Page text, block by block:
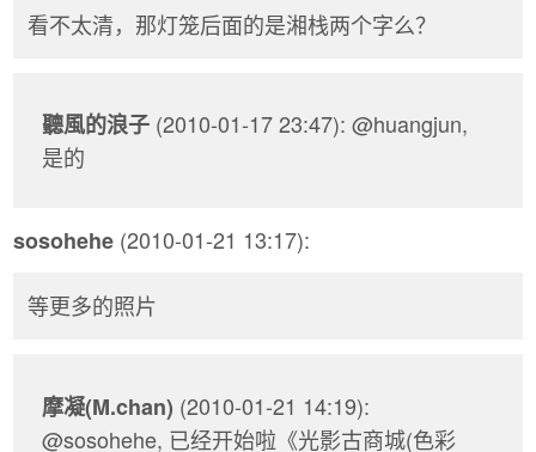
看不太清，那灯笼后面的是湘栈两个字么？
聽風的浪子 (2010-01-17 23:47): @huangjun,
是的
sosohehe (2010-01-21 13:17):
等更多的照片
摩凝(M.chan) (2010-01-21 14:19):
@sosohehe, 已经开始啦《光影古商城(色彩